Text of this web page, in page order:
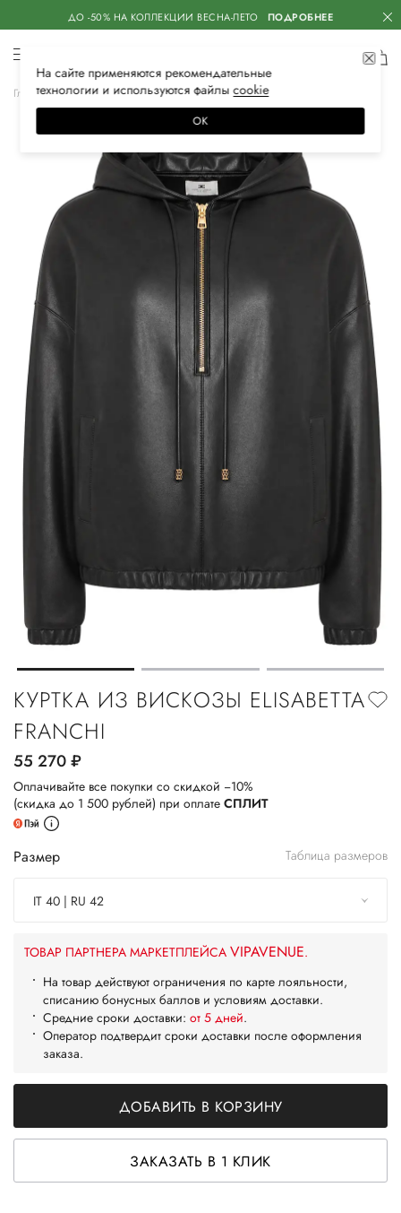
ДО -50% НА КОЛЛЕКЦИИ ВЕСНА-ЛЕТО ПОДРОБНЕЕ
Главная Женская Одежда Верхняя одежда Куртки
КУРТКА ИЗ ВИСКОЗЫ ELISABETTA
FRANCHI
55 270руб.
Оплачивайте все покупки со скидкой −10%
(скидка до 1 500 рублей) при оплате СПЛИТ
Размер Таблица размеров
IT 40 | RU 42
ТОВАР ПАРТНЕРА МАРКЕТПЛЕЙСА VIPAVENUE.
На товар действуют ограничения по карте лояльности,
списанию бонусных баллов и условиям доставки.
Средние сроки доставки: от 5 дней.
Оператор подтвердит сроки доставки после оформления
заказа.
ДОБАВИТЬ В КОРЗИНУ
ЗАКАЗАТЬ В 1 КЛИК
На сайте применяются рекомендательные
технологии и используются файлысооkiе
ОК